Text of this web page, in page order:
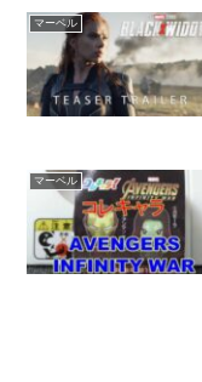
マーベル
マーベル